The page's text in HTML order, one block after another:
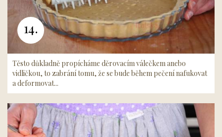
14.
Těsto důkladně propícháme děrovacím válečkem anebo
vidličkou, to zabrání tomu, že se bude během pečení nafukovat
a deformovat...